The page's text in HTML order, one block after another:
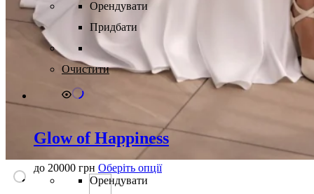
кілька
варіантів.
Параметри
можна
вибрати
сторінці
товару
Орендувати
Придбати
Очистити
Glow of Happiness
до 20000 грн Оберіть опціїЦей
Орендувати